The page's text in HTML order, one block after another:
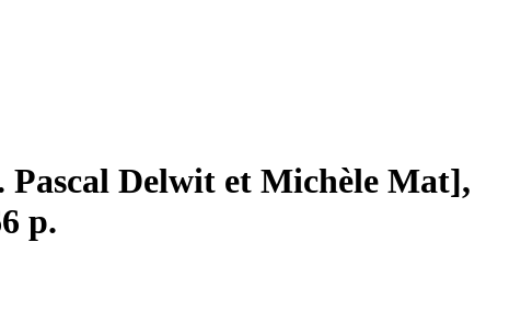
Delwit et Michèle Mat],
p.